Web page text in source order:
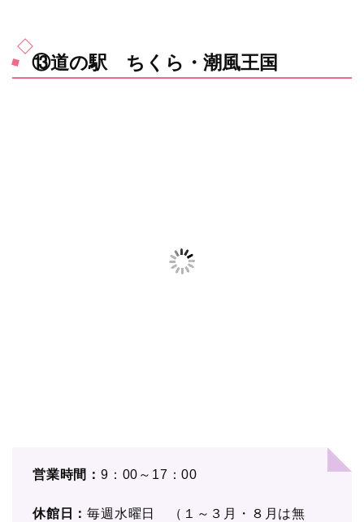
⑬道の駅 ちくら・潮風王国
営業時間： 9：00～17：00
休館日：毎週水曜日 （１～３月・８月は無